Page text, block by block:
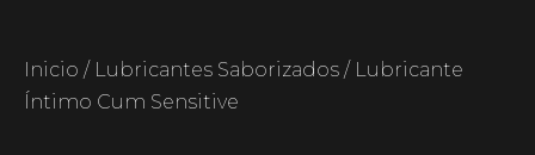
Inicio / Lubricantes Saborizados / Lubricante
Íntimo Cum Sensitive